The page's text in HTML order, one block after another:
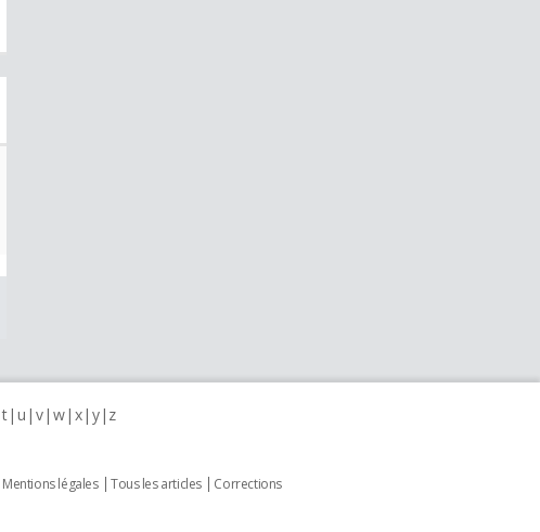
t u v w x y z
Mentions légales Tous les articles
Corrections